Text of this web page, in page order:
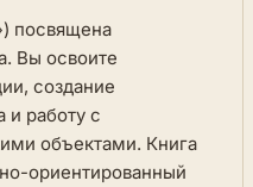
посвящена
Вы освоите
создание
и работу с
объектами. Книга
ориентированный